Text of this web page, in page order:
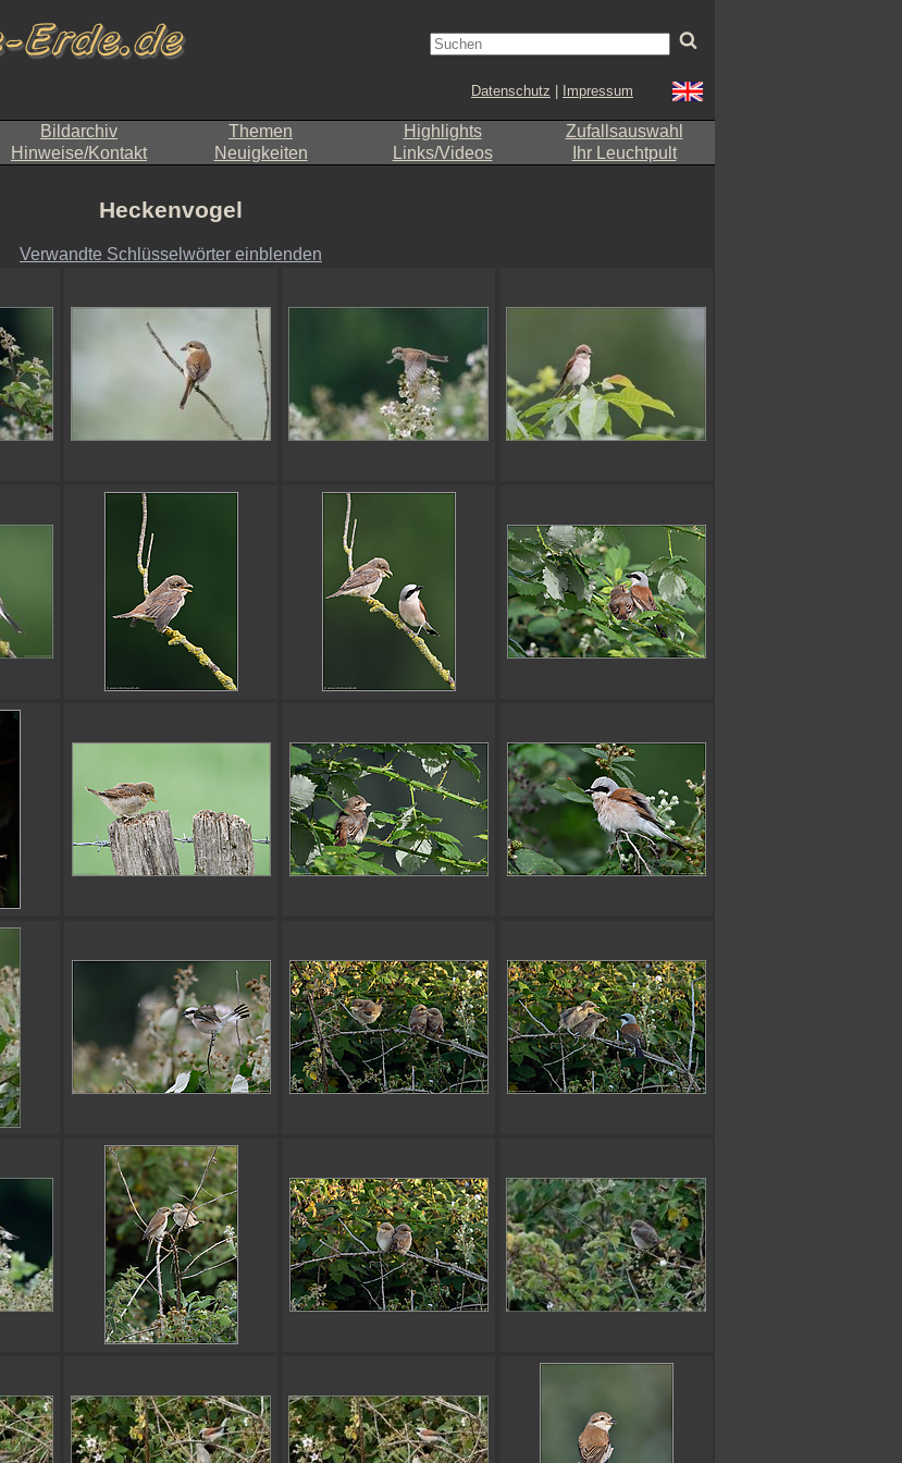
Datenschutz Impressum
Bildarchiv Themen Highlights
Zufallsauswahl
Hinweise/Kontakt Neuigkeiten Links/Videos Ihr Leuchtpult
Heckenvogel
Verwandte Schlüsselwörter einblenden